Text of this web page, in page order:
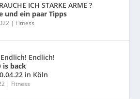
ICH STARKE ARME ?
und ein paar Tipps
| Fitness
Endlich!
is back
in Köln
| Fitness